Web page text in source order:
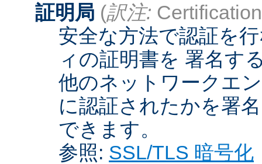
証明局 (訳注:
安全な方法で認証を
ィの証明書を 署名す
他のネットワークエ
に認証されたかを署
できます。
参照: SSL/TLS 暗号化